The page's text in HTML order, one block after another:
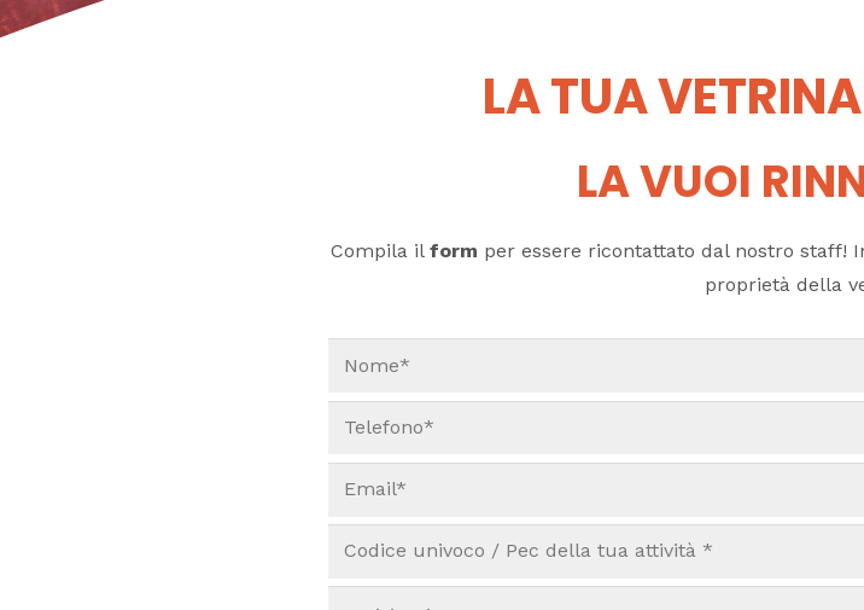
LA TUA
LA VUOI
Compila il form per essere ricontattato dal nostro staff!
proprietà della